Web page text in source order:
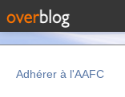
Adhérer à l'AAFC